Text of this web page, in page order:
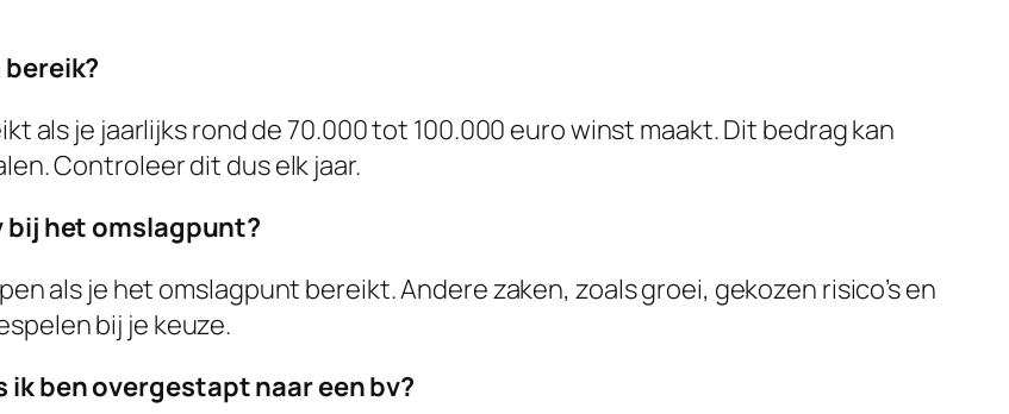
als je jaarlijks rond de 70.000 tot 100.000 euro winst maakt. Dit bedrag kan
Controleer dit dus elk jaar.
bij het omslagpunt?
als je het omslagpunt bereikt. Andere zaken, zoals groei, gekozen risico’s en
bij je keuze.
ik ben overgestapt naar een bv?